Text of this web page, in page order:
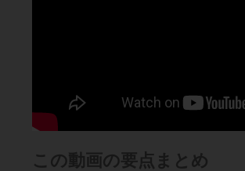
この動画の要点まとめ